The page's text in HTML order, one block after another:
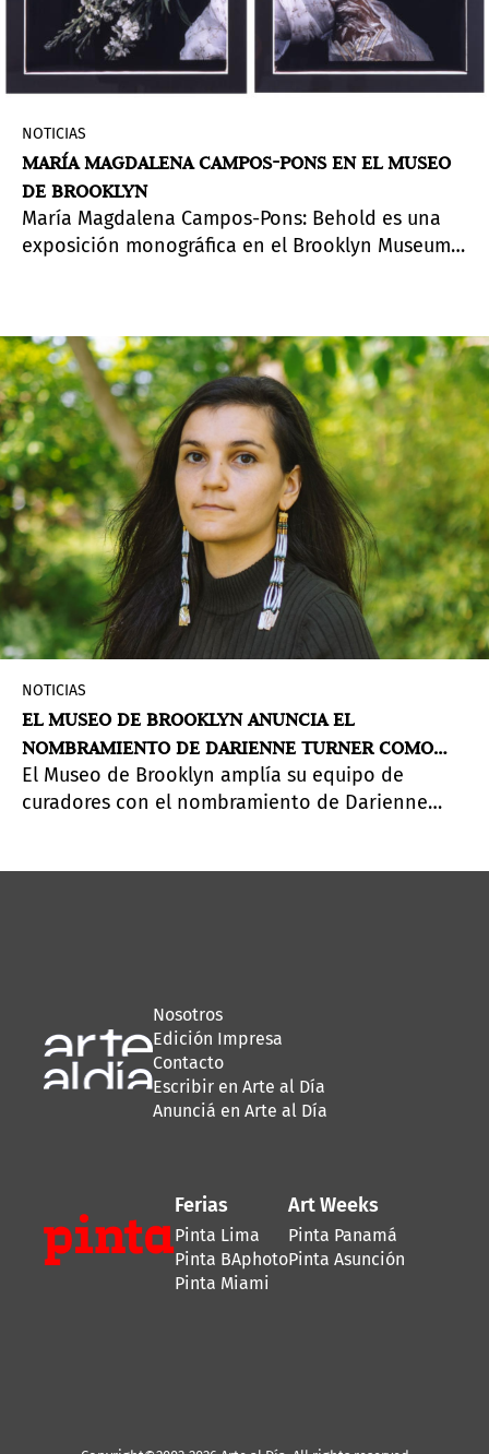
NOTICIAS
MARÍA MAGDALENA CAMPOS-PONS EN EL MUSEO
DE BROOKLYN
María Magdalena Campos-Pons: Behold es una
exposición monográfica en el Brooklyn Museum
septiembre de 2023.
NOTICIAS
EL MUSEO DE BROOKLYN ANUNCIA EL
NOMBRAMIENTO DE DARIENNE TURNER COMO
CURADORA DE ARTE INDÍGENA
El Museo de Brooklyn amplía su equipo de
curadores con el nombramiento de Darienne
Nosotros
Edición Impresa
Contacto
Escribir en Arte al Día
Anunciá en Arte al Día
Ferias
Pinta Lima
Pinta BAphoto
Pinta Miami
Art Weeks
Pinta Panamá
Pinta Asunción